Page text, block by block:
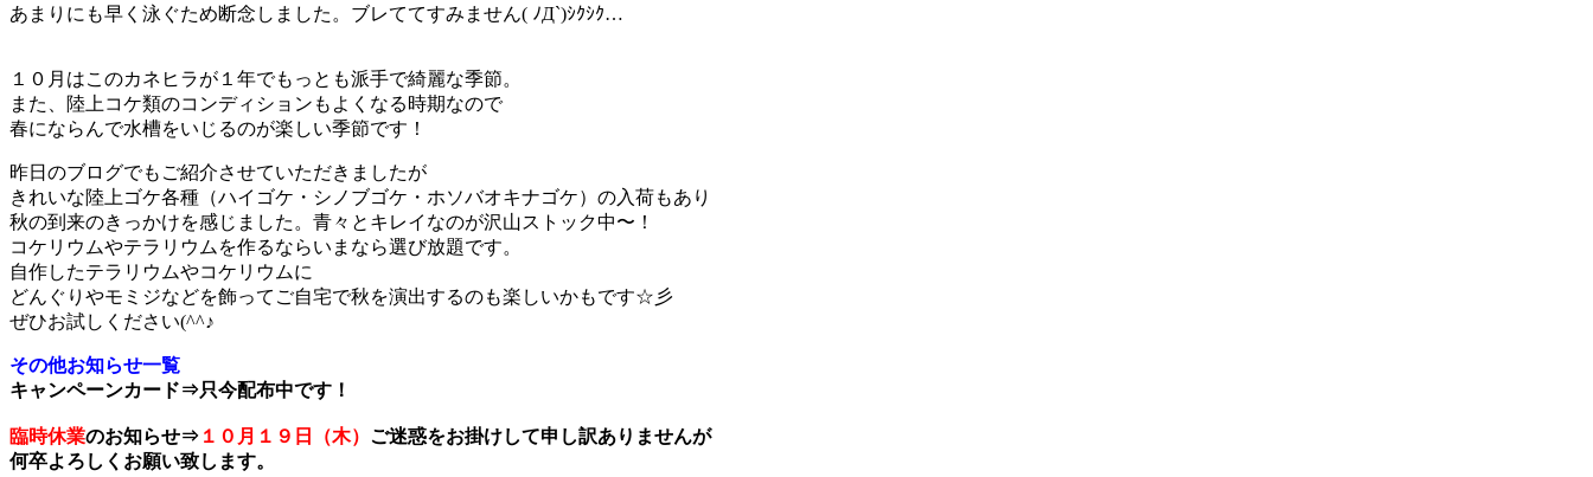
あまりにも早く泳ぐため断念しました。ブレててすみません( ﾉД`)ｼｸｼｸ…
１０月はこのカネヒラが１年でもっとも派手で綺麗な季節。
また、陸上コケ類のコンディションもよくなる時期なので
春にならんで水槽をいじるのが楽しい季節です！
昨日のブログでもご紹介させていただきましたが
きれいな陸上ゴケ各種（ハイゴケ・シノブゴケ・ホソバオキナゴケ）の入荷もあり
秋の到来のきっかけを感じました。青々とキレイなのが沢山ストック中〜！
コケリウムやテラリウムを作るならいまなら選び放題です。
自作したテラリウムやコケリウムに
どんぐりやモミジなどを飾ってご自宅で秋を演出するのも楽しいかもです☆彡
ぜひお試しください(^^♪
その他お知らせ一覧
キャンペーンカード⇒只今配布中です！
臨時休業のお知らせ⇒ １０月１９日（木） ご迷惑をお掛けして申し訳ありませんが
何卒よろしくお願い致します。